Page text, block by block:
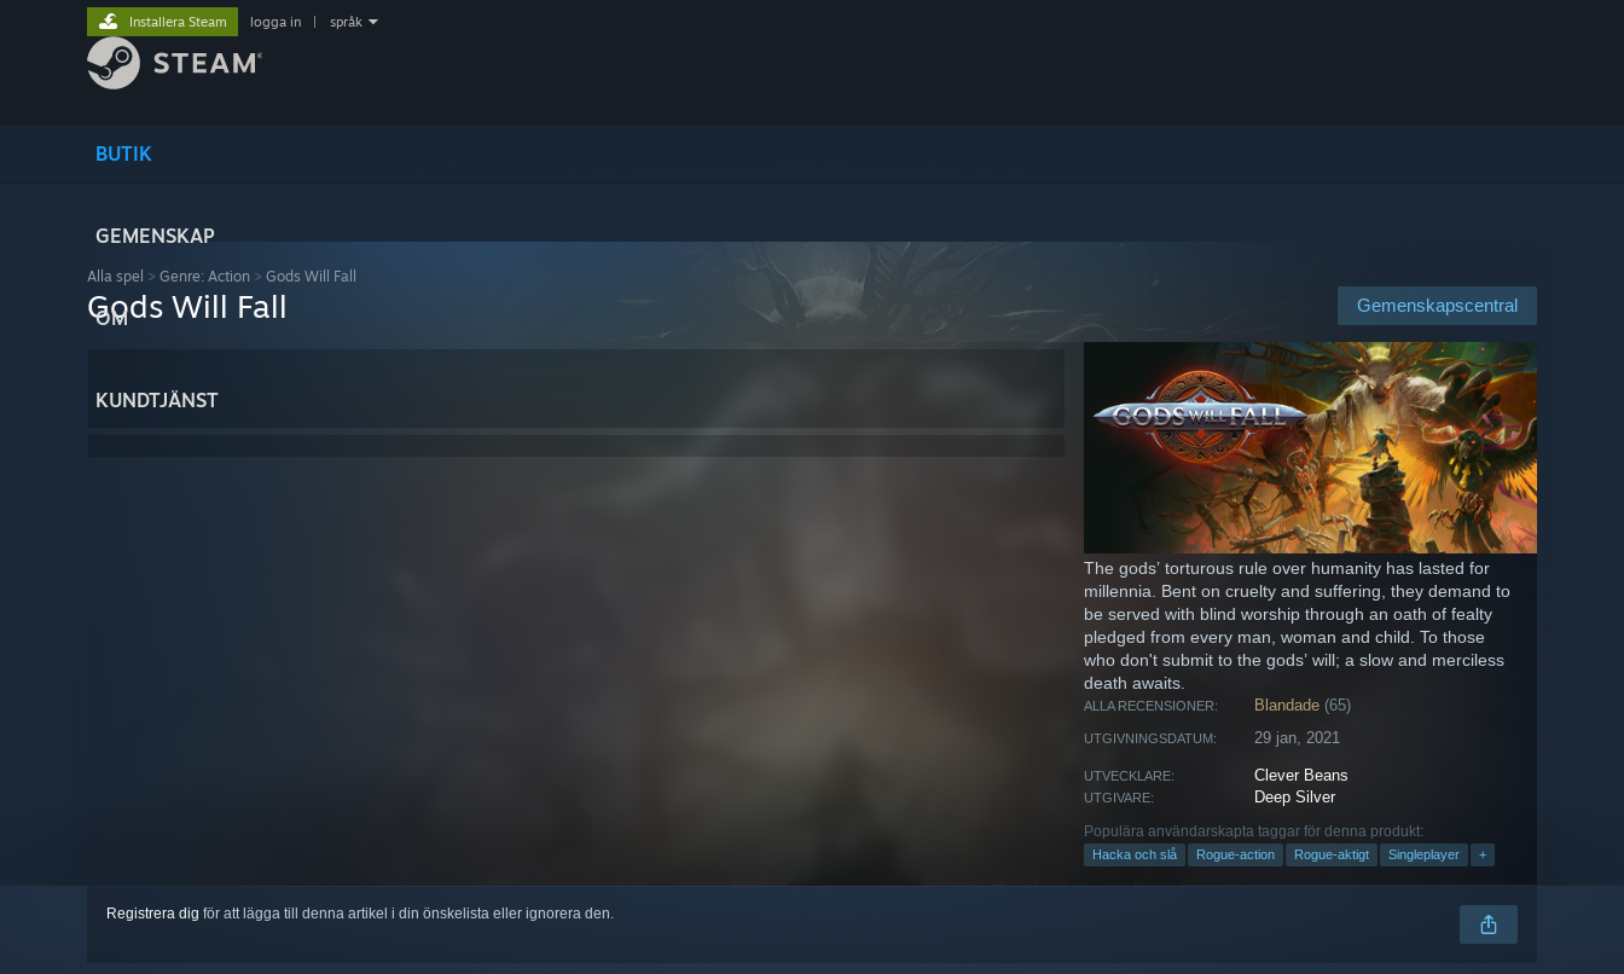
BUTIK
GEMENSKAP
OM
KUNDTJÄNST
Installera Steam logga in språk
Alla spel > Genre: Action > Gods Will Fall
Gemenskapscentral
Gods Will Fall
The gods’ torturous rule over humanity has lasted for
millennia. Bent on cruelty and suffering, they demand to
be served with blind worship through an oath of fealty
pledged from every man, woman and child. To those
who don't submit to the gods’ will; a slow and merciless
death awaits.
ALLA RECENSIONER: Blandade (65)
UTGIVNINGSDATUM: 29 jan, 2021
UTVECKLARE: Clever Beans
UTGIVARE: Deep Silver
Populära användarskapta taggar för denna produkt:
Hacka och slå Rogue-action Rogue-aktigt Singleplayer +
Registrera dig för att lägga till denna artikel i din önskelista eller ignorera den.